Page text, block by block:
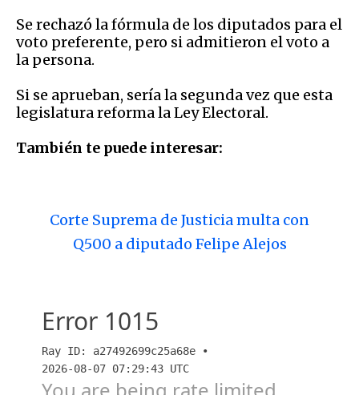
Se rechazó la fórmula de los diputados para el
voto preferente, pero si admitieron el voto a
la persona.
Si se aprueban, sería la segunda vez que esta
legislatura reforma la Ley Electoral.
También te puede interesar:
Corte Suprema de Justicia multa con
Q500 a diputado Felipe Alejos